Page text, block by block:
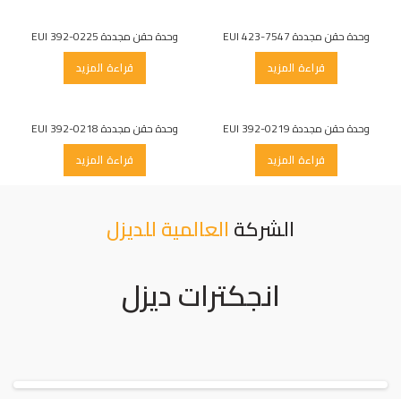
وحدة حقن مجددة EUI 423-7547
قراءة المزيد
وحدة حقن مجددة EUI 392-0225
قراءة المزيد
وحدة حقن مجددة EUI 392-0219
قراءة المزيد
وحدة حقن مجددة EUI 392-0218
قراءة المزيد
الشركةالعالمية للديزل
انجكترات ديزل